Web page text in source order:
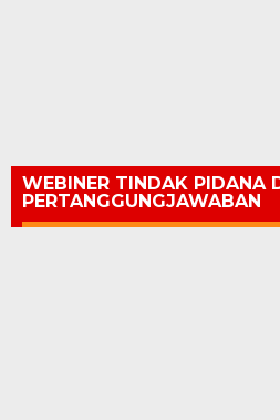
WEBINER TINDAK PIDANA
PERTANGGUNGJAWABAN